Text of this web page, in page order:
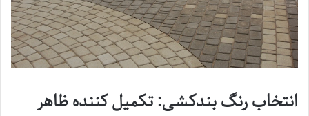
انتخاب رنگ بندکشی: تکمیل کننده ظاهر